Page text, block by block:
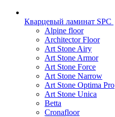
Кварцевый ламинат SPC
Alpine floor
Architector Floor
Art Stone Airy
Art Stone Armor
Art Stone Force
Art Stone Narrow
Art Stone Optima Pro
Art Stone Unica
Betta
Cronafloor